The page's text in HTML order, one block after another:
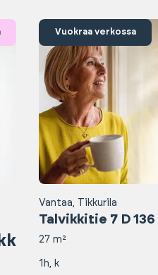
Vuokraa verkossa
Vantaa, Tikkurila
Talvikkitie 7 D 136
27 m²
1h, k